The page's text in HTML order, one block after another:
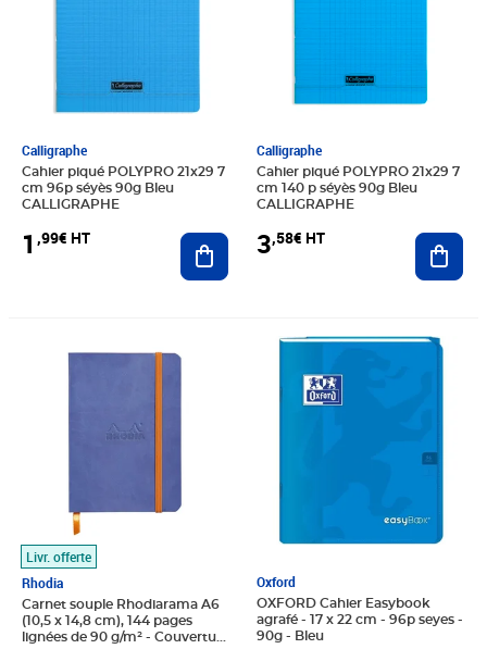
Calligraphe
Cahier piqué POLYPRO 21x29 7
cm 96p séyès 90g Bleu
CALLIGRAPHE
1 ,99€ HT Ajouter au panier
Calligraphe
Cahier piqué POLYPRO 21x29 7
cm 140 p séyès 90g Bleu
CALLIGRAPHE
3,58€ HT
Livr. offerte
Rhodia
Carnet souple Rhodiarama A6
(10,5 x 14,8 cm), 144 pages
lignées de 90 g/m² - Couverture
Oxford
OXFORD Cahier Easybook
agrafé - 17 x 22 cm - 96p seyes -
90g - Bleu
Prix 3,56€ HT